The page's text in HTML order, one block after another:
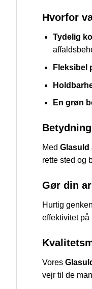
Hvorfor
Tydelig
Fleksibel
En grøn
Med Glasuld
rette sted og
Gør din
Hurtig
effektivitet
Vores
vejr til de